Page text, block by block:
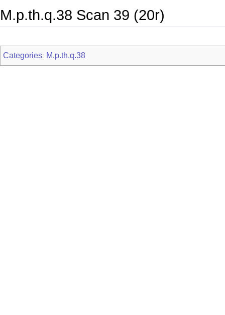
M.p.th.q.38 Scan 39 (20r)
Categories: M.p.th.q.38